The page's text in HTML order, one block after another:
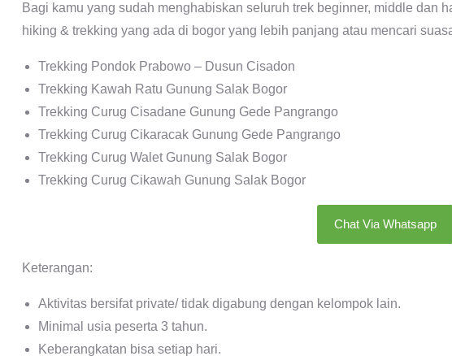
Bagi kamu yang sudah menghabiskan seluruh trek beginner, middle dan
hiking & trekking yang ada di bogor yang lebih panjang atau mencari
Trekking Pondok Prabowo – Dusun Cisadon
Trekking Kawah Ratu Gunung Salak Bogor
Trekking Curug Cisadane Gunung Gede Pangrango
Trekking Curug Cikaracak Gunung Gede Pangrango
Trekking Curug Walet Gunung Salak Bogor
Trekking Curug Cikawah Gunung Salak Bogor
Chat Via Whatsapp
Keterangan:
Aktivitas bersifat private/ tidak digabung dengan kelompok lain.
Minimal usia peserta 3 tahun.
Keberangkatan bisa setiap hari.